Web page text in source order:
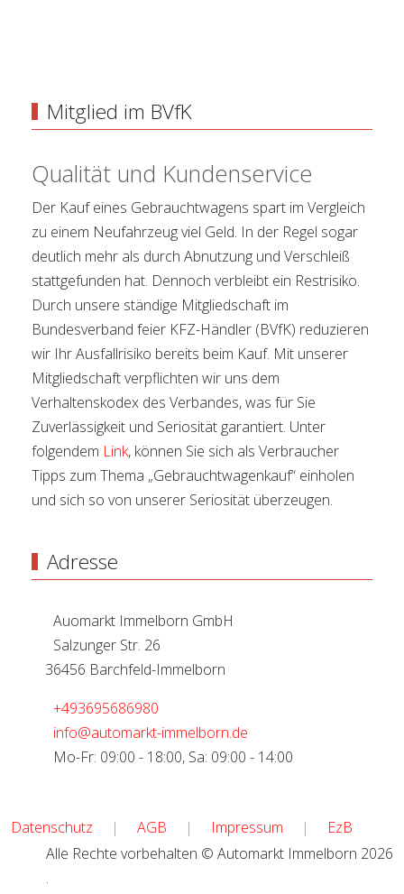
Mitglied im BVfK
Qualität und Kundenservice
Der Kauf eines Gebrauchtwagens spart im Vergleich
zu einem Neufahrzeug viel Geld. In der Regel sogar
deutlich mehr als durch Abnutzung und Verschleiß
stattgefunden hat. Dennoch verbleibt ein Restrisiko.
Durch unsere ständige Mitgliedschaft im
Bundesverband feier KFZ-Händler (BVfK) reduzieren
wir Ihr Ausfallrisiko bereits beim Kauf. Mit unserer
Mitgliedschaft verpflichten wir uns dem
Verhaltenskodex des Verbandes, was für Sie
Zuverlässigkeit und Seriosität garantiert. Unter
folgendem Link, können Sie sich als Verbraucher
Tipps zum Thema „Gebrauchtwagenkauf“ einholen
und sich so von unserer Seriosität überzeugen.
Adresse
Auomarkt Immelborn GmbH
Salzunger Str. 26
36456 Barchfeld-Immelborn
+493695686980
info@automarkt-immelborn.de
Mo-Fr: 09:00 - 18:00, Sa: 09:00 - 14:00
Datenschutz | AGB | Impressum |
EzB
Alle Rechte vorbehalten © Automarkt Immelborn 2026
.